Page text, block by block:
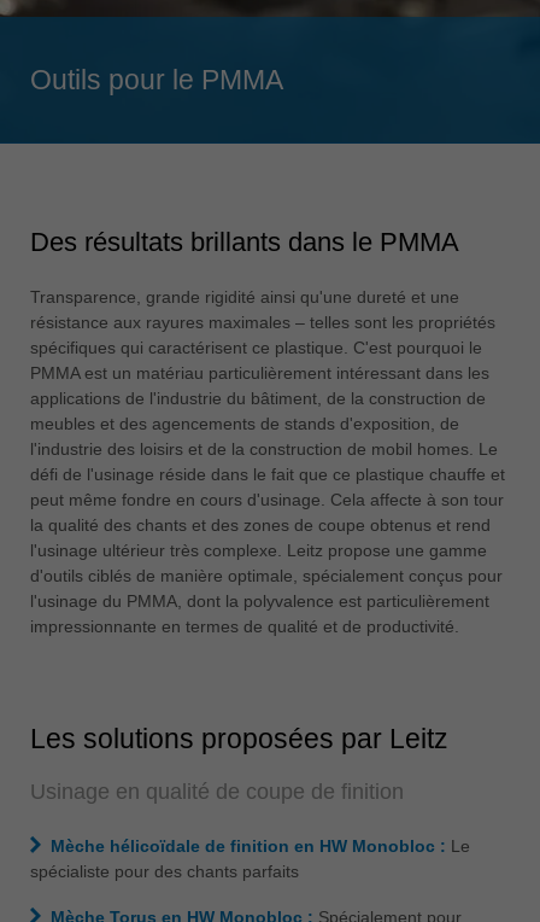
Slovenija
Suomi
english
Türkiye
türkçe
USA
english
Việt Nam
tiếng việt
中国
中文
ประเทศไทย
ไทย
Outils pour le PMMA
Des résultats brillants dans le PMMA
Transparence, grande rigidité ainsi qu'une dureté et une
résistance aux rayures maximales – telles sont les propriétés
spécifiques qui caractérisent ce plastique. C'est pourquoi le
PMMA est un matériau particulièrement intéressant dans les
applications de l'industrie du bâtiment, de la construction de
meubles et des agencements de stands d'exposition, de
l'industrie des loisirs et de la construction de mobil homes. Le
défi de l'usinage réside dans le fait que ce plastique chauffe et
peut même fondre en cours d'usinage. Cela affecte à son tour
la qualité des chants et des zones de coupe obtenus et rend
l'usinage ultérieur très complexe. Leitz propose une gamme
d'outils ciblés de manière optimale, spécialement conçus pour
l'usinage du PMMA, dont la polyvalence est particulièrement
impressionnante en termes de qualité et de productivité.
Les solutions proposées par Leitz
Usinage en qualité de coupe de finition
Mèche hélicoïdale de finition en HW Monobloc : Le
spécialiste pour des chants parfaits
Mèche Torus en HW Monobloc : Spécialement pour